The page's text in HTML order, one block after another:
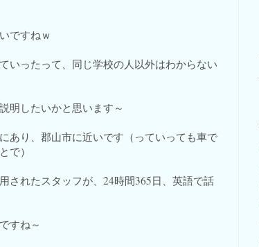
ですねｗ
いったって、同じ学校の人以外はわからない
明したいかと思います～
あり、郡山市に近いです（っていっても車で
で）
されたスタッフが、24時間365日、英語で話
すね～